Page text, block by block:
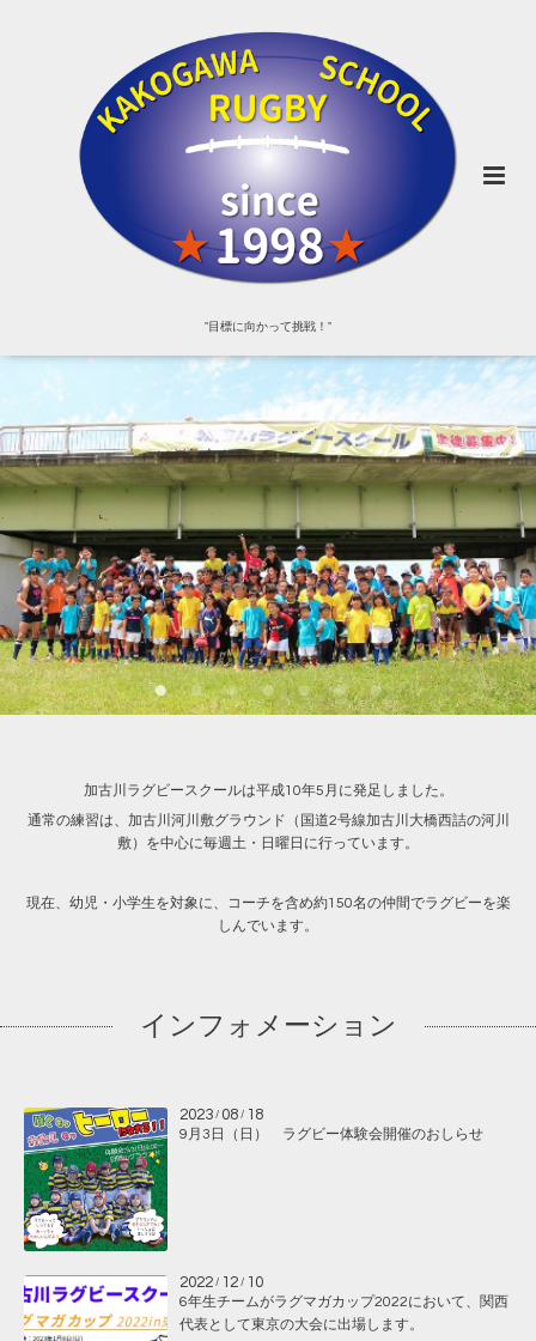
"目標に向かって挑戦！"
加古川ラグビースクールは平成10年5月に発足しました。
通常の練習は、加古川河川敷グラウンド（国道2号線加古川大橋西詰の河川
敷）を中心に毎週土・日曜日に行っています。
現在、幼児・小学生を対象に、コーチを含め約150名の仲間でラグビーを楽
しんでいます。
インフォメーション
2023 / 08 / 18
9月3日（日） ラグビー体験会開催のおしらせ
2022 / 12 / 10
6年生チームがラグマガカップ2022において、関西
代表として東京の大会に出場します。